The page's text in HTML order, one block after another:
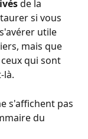
de la
si vous
utile
mais que
qui sont
là.
s'affichent pas
du